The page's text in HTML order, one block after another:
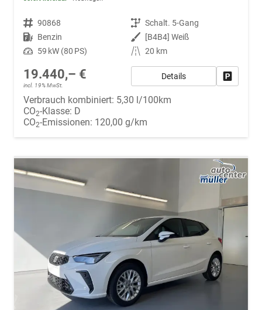
Fahrzeugnr. 90868 Getriebe Schalt. 5-Gang
Kraftstoff Benzin Außenfarbe [B4B4] Weiß
Leistung 59 kW (80 PS) Kilometerstand 20 km
19.440,– €
incl. 19% MwSt.
Details
Verbrauch kombiniert: 5,30 l/100km
CO2-Klasse: D
CO2-Emissionen: 120,00 g/km